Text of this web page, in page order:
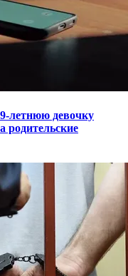
летнюю девочку
родительские